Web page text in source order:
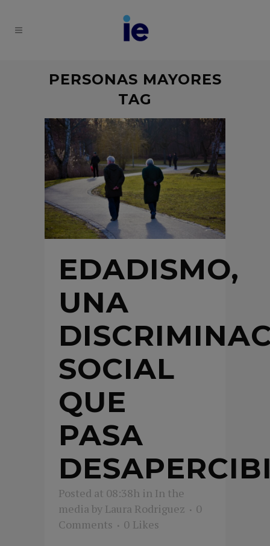
PERSONAS MAYORES
TAG
EDADISMO,
UNA
SOCIAL
QUE
PASA
Posted at 08:38h in In the
media by Laura Rodriguez
0
Comments
0 Likes